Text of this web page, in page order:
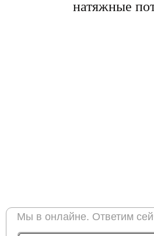
натяжные
Мы в онлайне. Ответим